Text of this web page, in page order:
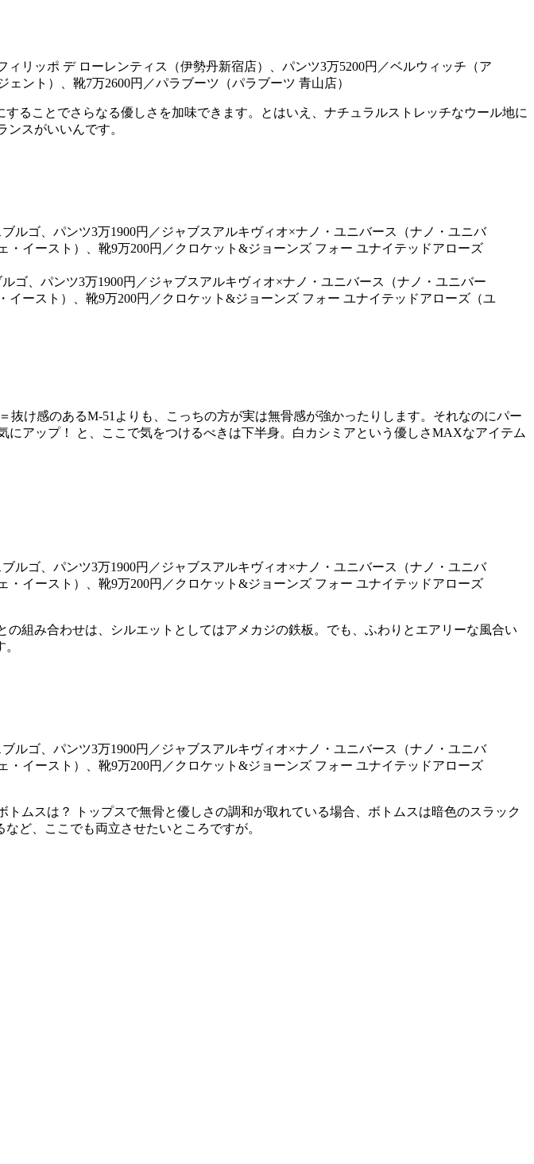
ることでさらなる優しさを加味できます。とはいえ、ナチュラルストレッチなウール地に
スがいいんです。
ゴ、パンツ3万1900円／ジャブスアルキヴィオ×ナノ・ユニバース（ナノ・ユニバー
ースト）、靴9万200円／クロケット&ジョーンズ フォー ユナイテッドアローズ（ユ
け感のあるM-51よりも、こっちの方が実は無骨感が強かったりします。それなのにパー
アップ！ と、ここで気をつけるべきは下半身。白カシミアという優しさMAXなアイテム
組み合わせは、シルエットとしてはアメカジの鉄板。でも、ふわりとエアリーな風合い
ムスは？ トップスで無骨と優しさの調和が取れている場合、ボトムスは暗色のスラック
ど、ここでも両立させたいところですが。